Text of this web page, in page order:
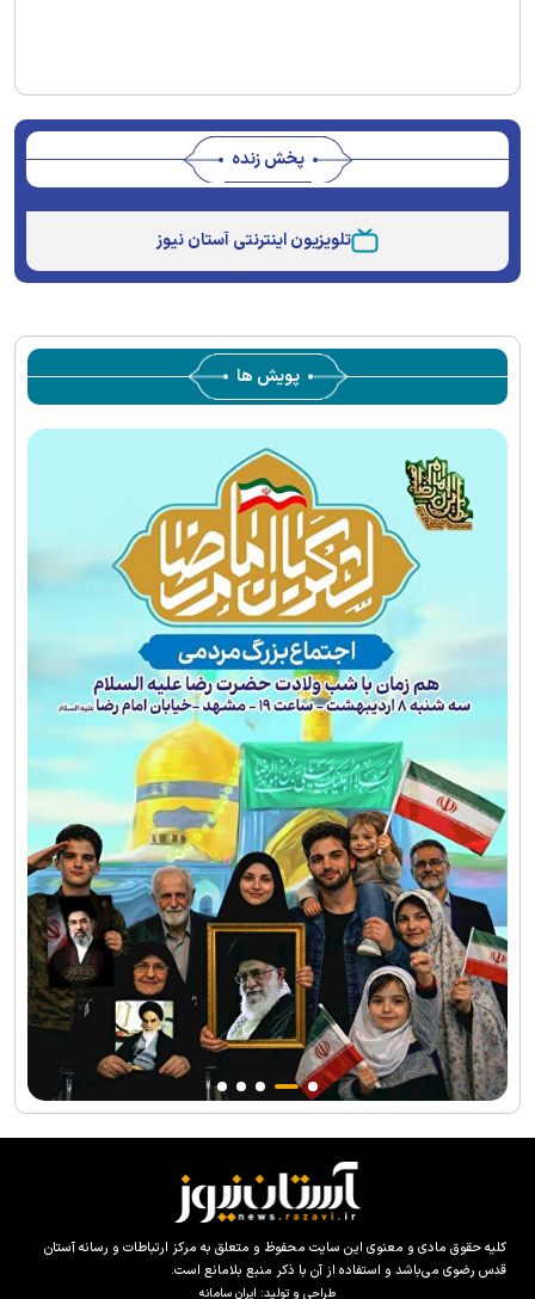
پخش زنده
تلویزیون اینترنتی آستان نیوز
پویش ها
کلیه حقوق مادی و معنوی این سایت محفوظ و متعلق به مرکز ارتباطات و رسانه آستان
قدس رضوی می‌باشد و استفاده از آن با ذکر منبع بلامانع است.
طراحی و تولید: ایران سامانه